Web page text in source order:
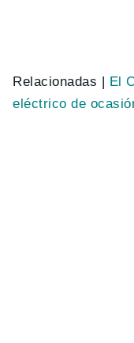
Relacionadas | El
eléctrico de